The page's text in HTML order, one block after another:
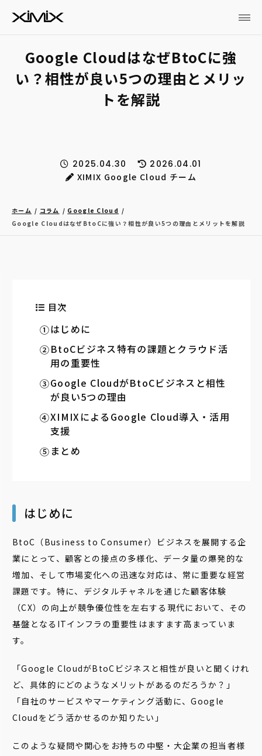
Google CloudはなぜBtoCに強
い？相性が良い5つの理由とメリッ
トを解説
2025.04.30
2026.04.01
XIMIX Google Cloud チーム
ホーム コラム
Google Cloud
Google CloudはなぜBtoCに強い？相性が良い5つの理由とメリットを解説
目次
はじめに
BtoCビジネス特有の課題とクラウド活
用の重要性
Google CloudがBtoCビジネスと相性
が良い5つの理由
XIMIXによるGoogle Cloud導入・活用
支援
まとめ
はじめに
BtoC（Business to Consumer）ビジネスを展開する企
業にとって、顧客との接点の多様化、データ量の爆発的な
増加、そして市場変化への迅速な対応は、常に重要な経営
課題です。特に、デジタルチャネルを通じた顧客体験
（CX）の向上が競争優位性を左右する現代において、その
基盤となるITインフラの重要性はますます高まっていま
す。
「Google CloudがBtoCビジネスと相性が良いと聞くけれ
ど、具体的にどのようなメリットがあるのだろうか？」
「自社のサービスやマーケティング活動に、Google
Cloudをどう活かせるのか知りたい」
このような疑問や関心をお持ちの中堅・大企業の担当者様